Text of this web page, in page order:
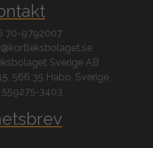
70-9792007
Sverige AB
566 35 Habo, Sverige
559275-3403